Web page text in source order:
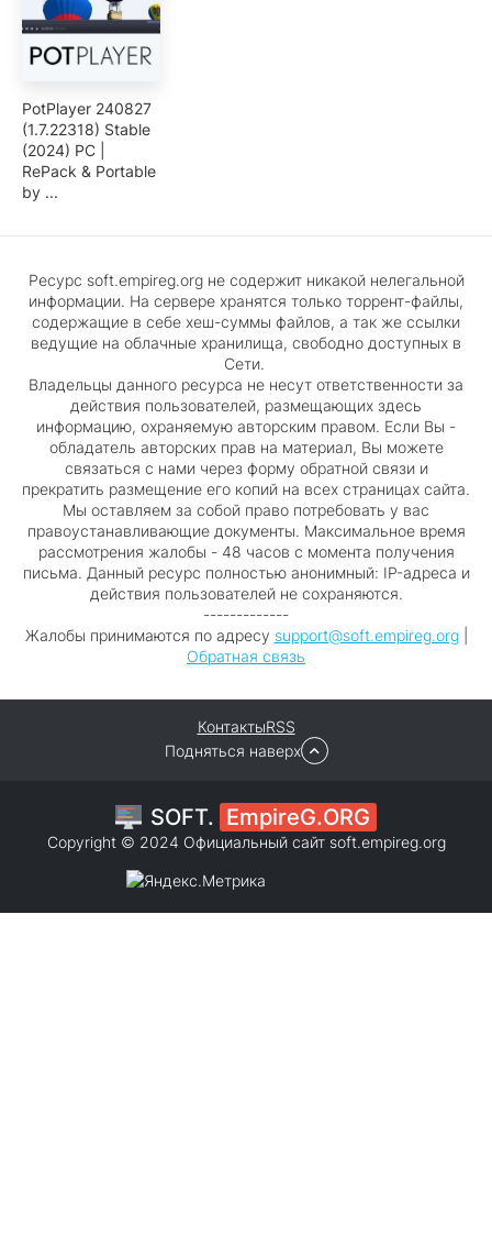
PotPlayer 240827
(1.7.22318) Stable
(2024) PC |
RePack & Portable
by ...
Ресурс soft.empireg.org не содержит никакой нелегальной
информации. На сервере хранятся только торрент-файлы,
содержащие в себе хеш-суммы файлов, а так же ссылки
ведущие на облачные хранилища, свободно доступных в
Сети.
Владельцы данного ресурса не несут ответственности за
действия пользователей, размещающих здесь
информацию, охраняемую авторским правом. Если Вы -
обладатель авторских прав на материал, Вы можете
связаться с нами через форму обратной связи и
прекратить размещение его копий на всех страницах сайта.
Мы оставляем за собой право потребовать у вас
правоустанавливающие документы. Максимальное время
рассмотрения жалобы - 48 часов с момента получения
письма. Данный ресурс полностью анонимный: IP-адреса и
действия пользователей не сохраняются.
-------------
Жалобы принимаются по адресу support@soft.empireg.org|
Обратная связь
КонтактыRSS
Подняться наверх
SOFT. EmpireG.ORG
Copyright © 2024 Официальный сайт soft.empireg.org